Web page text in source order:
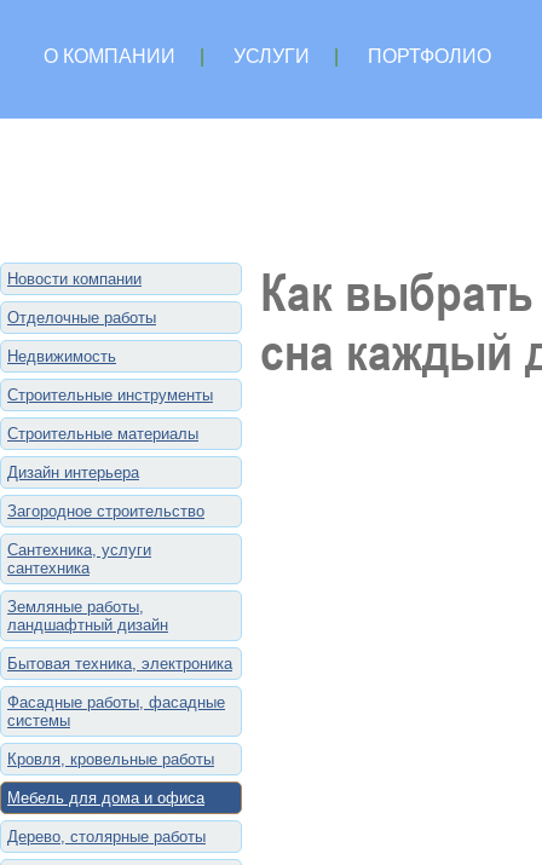
О КОМПАНИИ УСЛУГИ
ПОРТФОЛИО
Новости компании
Отделочные работы
Недвижимость
Строительные инструменты
Строительные материалы
Дизайн интерьера
Загородное строительство
Сантехника, услуги
сантехника
Земляные работы,
ландшафтный дизайн
Бытовая техника, электроника
Фасадные работы, фасадные
системы
Кровля, кровельные работы
Мебель для дома и офиса
Дерево, столярные работы
Как
сна каждый